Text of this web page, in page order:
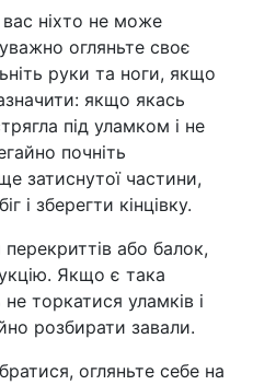
ніхто не може
огляньте своє
руки та ноги, якщо
якщо якась
під уламком і не
почніть
затиснутої частини,
і зберегти кінцівку.
або балок,
Якщо є така
торкатися уламків і
розбирати завали.
огляньте себе на